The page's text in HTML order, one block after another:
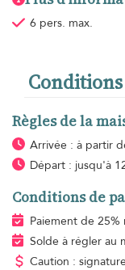
6 pers. max.
Règles de la
Arrivée : à partir
Départ : jusqu'à
Conditions de
Paiement de
Solde à régler au
Caution :